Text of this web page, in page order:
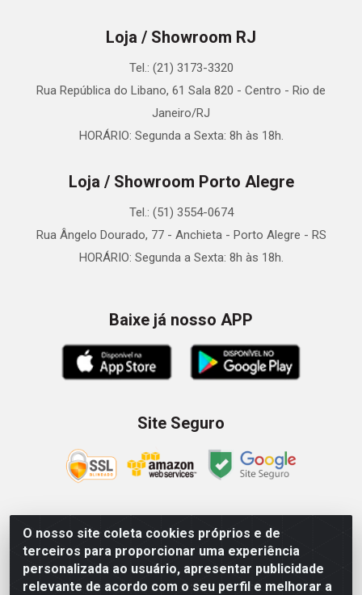
O nosso site coleta cookies próprios e de
terceiros para proporcionar uma experiência
personalizada ao usuário, apresentar publicidade
relevante de acordo com o seu perfil e melhorar a
Loja / Showroom RJ
Tel.: (21) 3173-3320
Rua República do Libano, 61 Sala 820 - Centro - Rio de
Janeiro/RJ
HORÁRIO: Segunda a Sexta: 8h às 18h.
Loja / Showroom Porto Alegre
Tel.: (51) 3554-0674
Rua Ângelo Dourado, 77 - Anchieta - Porto Alegre - RS
HORÁRIO: Segunda a Sexta: 8h às 18h.
Baixe já nosso APP
Site Seguro
Zein Importação e Comércio LTDA - Av. Senador Queiróz, 274
- 12º e 13º andar - Centro, São Paulo/SP – CNPJ
09.023.754/0006-46